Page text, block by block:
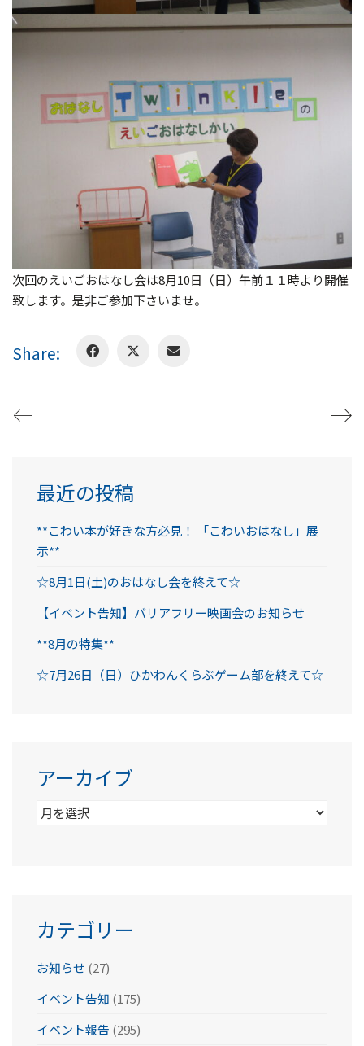
次回のえいごおはなし会は8月10日（日）午前１１時より開催
致します。是非ご参加下さいませ。
Share:
最近の投稿
**こわい本が好きな方必見！ 「こわいおはなし」展
示**
☆8月1日(土)のおはなし会を終えて☆
【イベント告知】バリアフリー映画会のお知らせ
**8月の特集**
☆7月26日（日）ひかわんくらぶゲーム部を終えて☆
アーカイブ
ア
カテゴリー
お知らせ (27)
イベント告知 (175)
イベント報告 (295)